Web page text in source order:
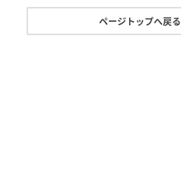
ページトップへ戻る